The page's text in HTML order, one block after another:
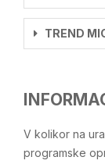
TREND
V kolikor na
programske